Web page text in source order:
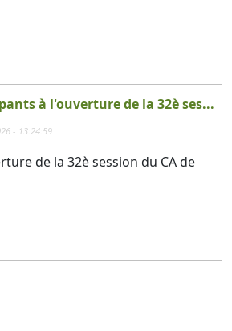
à l'ouverture de la 32è ses...
- 13:24:59
de la 32è session du CA de